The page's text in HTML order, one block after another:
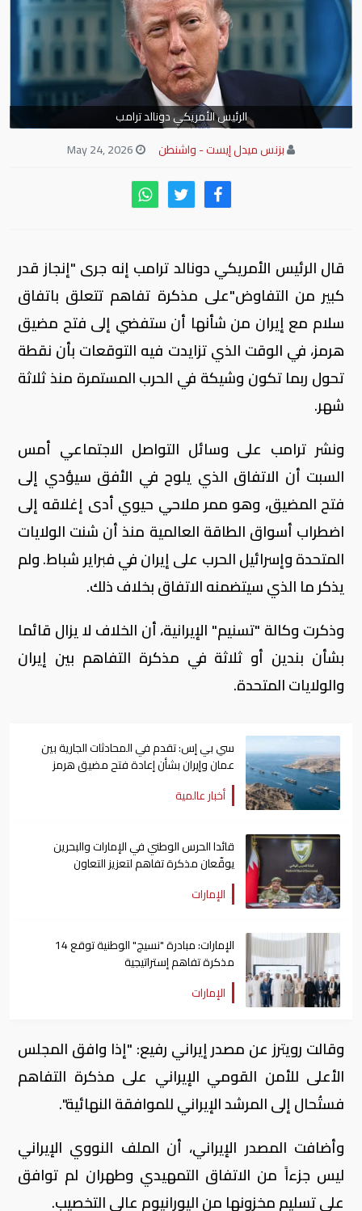
الرئيس الأمريكي دونالد ترامب
بزنس ميدل إيست - واشنطن
قال الرئيس الأمريكي دونالد ترامب إنه جرى "إنجاز قدر
كبير من التفاوض"على مذكرة تفاهم تتعلق باتفاق
سلام مع إيران من شأنها أن ستفضي إلى فتح مضيق
هرمز، في ​الوقت الذي تزايدت فيه التوقعات بأن نقطة
تحول ربما تكون وشيكة في الحرب المستمرة منذ ثلاثة
شهر.
ونشر ترامب على وسائل التواصل الاجتماعي أمس
السبت أن الاتفاق الذي يلوح في الأفق سيؤدي إلى
فتح المضيق، ‌وهو ممر ملاحي حيوي أدى إغلاقه إلى
اضطراب أسواق الطاقة العالمية منذ أن شنت الولايات
المتحدة وإسرائيل الحرب على إيران في فبراير شباط. ولم
يذكر ما الذي سيتضمنه الاتفاق بخلاف ذلك.
وذكرت وكالة "تسنيم" الإيرانية، أن الخلاف لا يزال قائما
بشأن بندين أو ثلاثة في مذكرة التفاهم بين إيران
والولايات المتحدة.
سي بي إس: تقدم في المحادثات الجارية بين
عمان وإيران بشأن إعادة فتح مضيق هرمز
أخبار عالمية
قائدا الحرس الوطني في الإمارات والبحرين
يوقّعان مذكرة تفاهم لتعزيز التعاون
الإمارات
الإمارات: مبادرة "نسيج" الوطنية توقع 14
مذكرة تفاهم إستراتيجية
الإمارات
وقالت رويترز عن مصدر إيراني رفيع: "إذا وافق المجلس
الأعلى للأمن القومي الإيراني على مذكرة التفاهم
فستُحال إلى المرشد الإيراني للموافقة النهائية".
وأضافت المصدر الإيراني، أن الملف النووي الإيراني
ليس جزءاً من الاتفاق التمهيدي وطهران لم توافق
على تسليم مخزونها من اليورانيوم عالي التخصيب.